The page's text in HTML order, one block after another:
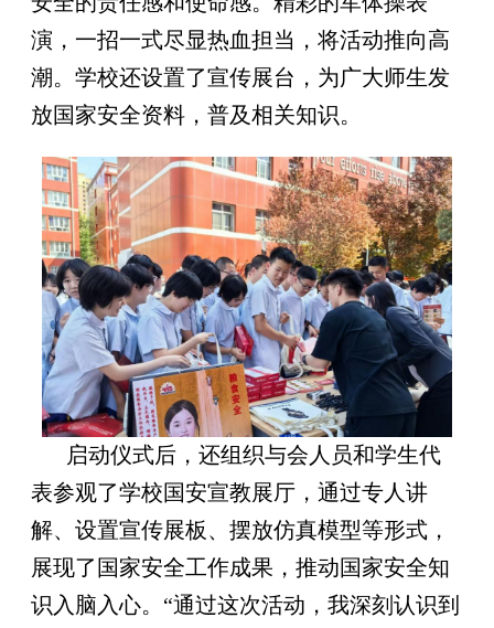
演，一招一式尽显热血担当，将活动推向高
潮。学校还设置了宣传展台，为广大师生发
放国家安全资料，普及相关知识。
启动仪式后，还组织与会人员和学生代
表参观了学校国安宣教展厅，通过专人讲
解、设置宣传展板、摆放仿真模型等形式，
展现了国家安全工作成果，推动国家安全知
识入脑入心。“通过这次活动，我深刻认识到